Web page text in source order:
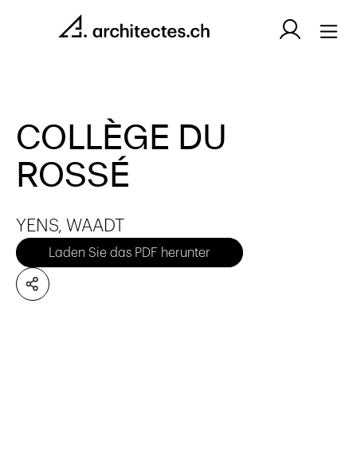
COLLÈGE DU
ROSSÉ
YENS, WAADT
Laden Sie das PDF herunter